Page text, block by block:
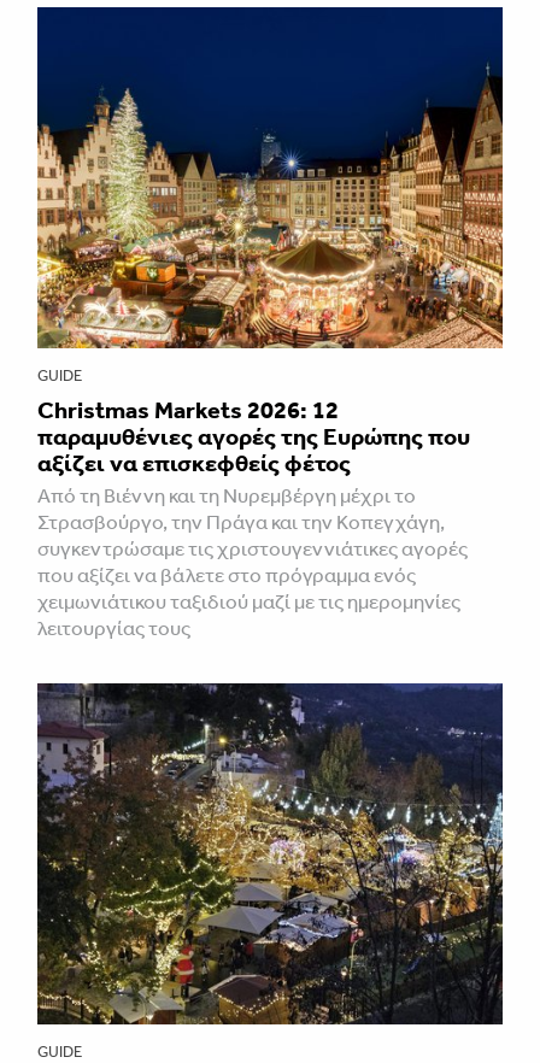
GUIDE
Christmas Markets 2026: 12
παραμυθένιες αγορές της Ευρώπης που
αξίζει να επισκεφθείς φέτος
Από τη Βιέννη και τη Νυρεμβέργη μέχρι το
Στρασβούργο, την Πράγα και την Κοπεγχάγη,
συγκεντρώσαμε τις χριστουγεννιάτικες αγορές
που αξίζει να βάλετε στο πρόγραμμα ενός
χειμωνιάτικου ταξιδιού μαζί με τις ημερομηνίες
λειτουργίας τους
GUIDE